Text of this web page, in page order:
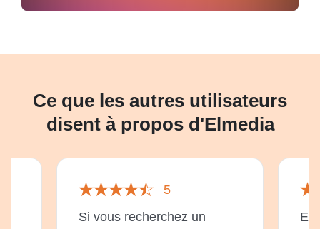
Ce que les autres utilisateurs
disent à propos d'Elmedia
5
Si vous recherchez un